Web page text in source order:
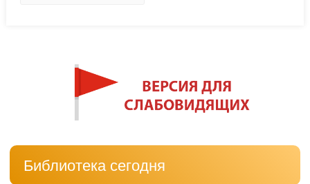
Библиотека сегодня